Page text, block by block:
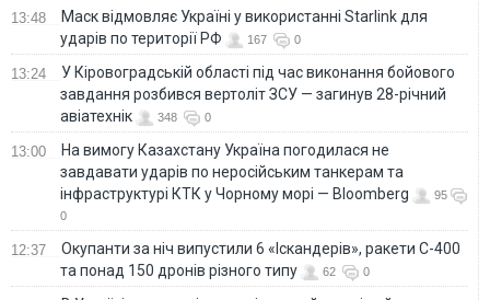
13:48
Маск відмовляє Україні у використанні Starlink для
ударів по території РФ
167 0
13:24
У Кіровоградській області під час виконання бойового
завдання розбився вертоліт ЗСУ — загинув 28-річний
авіатехнік
348 0
13:00
На вимогу Казахстану Україна погодилася не
завдавати ударів по неросійським танкерам та
інфраструктурі КТК у Чорному морі — Bloomberg
95
0
12:37
Окупанти за ніч випустили 6 «Іскандерів», ракети С-400
та понад 150 дронів різного типу
62 0